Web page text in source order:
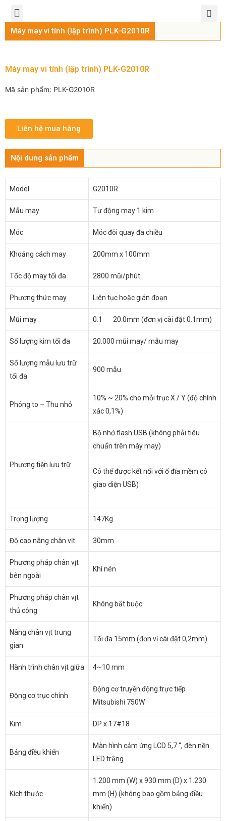
Máy may vi tính (lập trình) PLK-G2010R
Máy may vi tính (lập trình) PLK-G2010R
Mã sản phẩm: PLK-G2010R
Liên hệ mua hàng
Nội dung sản phẩm
Model G2010R
Mẫu may Tự động may 1 kim
Móc Móc đôi quay đa chiều
Khoảng cách may 200mm x 100mm
Tốc độ may tối đa 2800 mũi/phút
Phương thức may Liên tục hoặc gián đoạn
Mũi may 0.1 20.0mm (đơn vị cài đặt 0.1mm)
Số lượng kim tối đa 20.000 mũi may/ mẫu may
Số lượng mẫu lưu trữ
tối đa
900 mẫu
Phóng to – Thu nhỏ
10% ~ 20% cho mỗi trục X / Y (độ chính
xác 0,1%)
Phương tiện lưu trữ
Bộ nhớ flash USB (không phải tiêu
chuẩn trên máy may)
Có thể được kết nối với ổ đĩa mềm có
giao diện USB)
Trọng lượng 147Kg
Độ cao nâng chân vịt 30mm
Phương pháp chân vịt
bên ngoài
Khí nén
Phương pháp chân vịt
thủ công
Không bắt buộc
Nâng chân vịt trung
gian
Tối đa 15mm (đơn vị cài đặt 0,2mm)
Hành trình chân vịt giữa 4~10 mm
Động cơ trục chính
Động cơ truyền động trực tiếp
Mitsubishi 750W
Kim DP x 17#18
Bảng điều khiển
Màn hình cảm ứng LCD 5,7 “, đèn nền
LED trắng
Kích thước
1.200 mm (W) x 930 mm (D) x 1.230
mm (H) (không bao gồm bảng điều
khiển)